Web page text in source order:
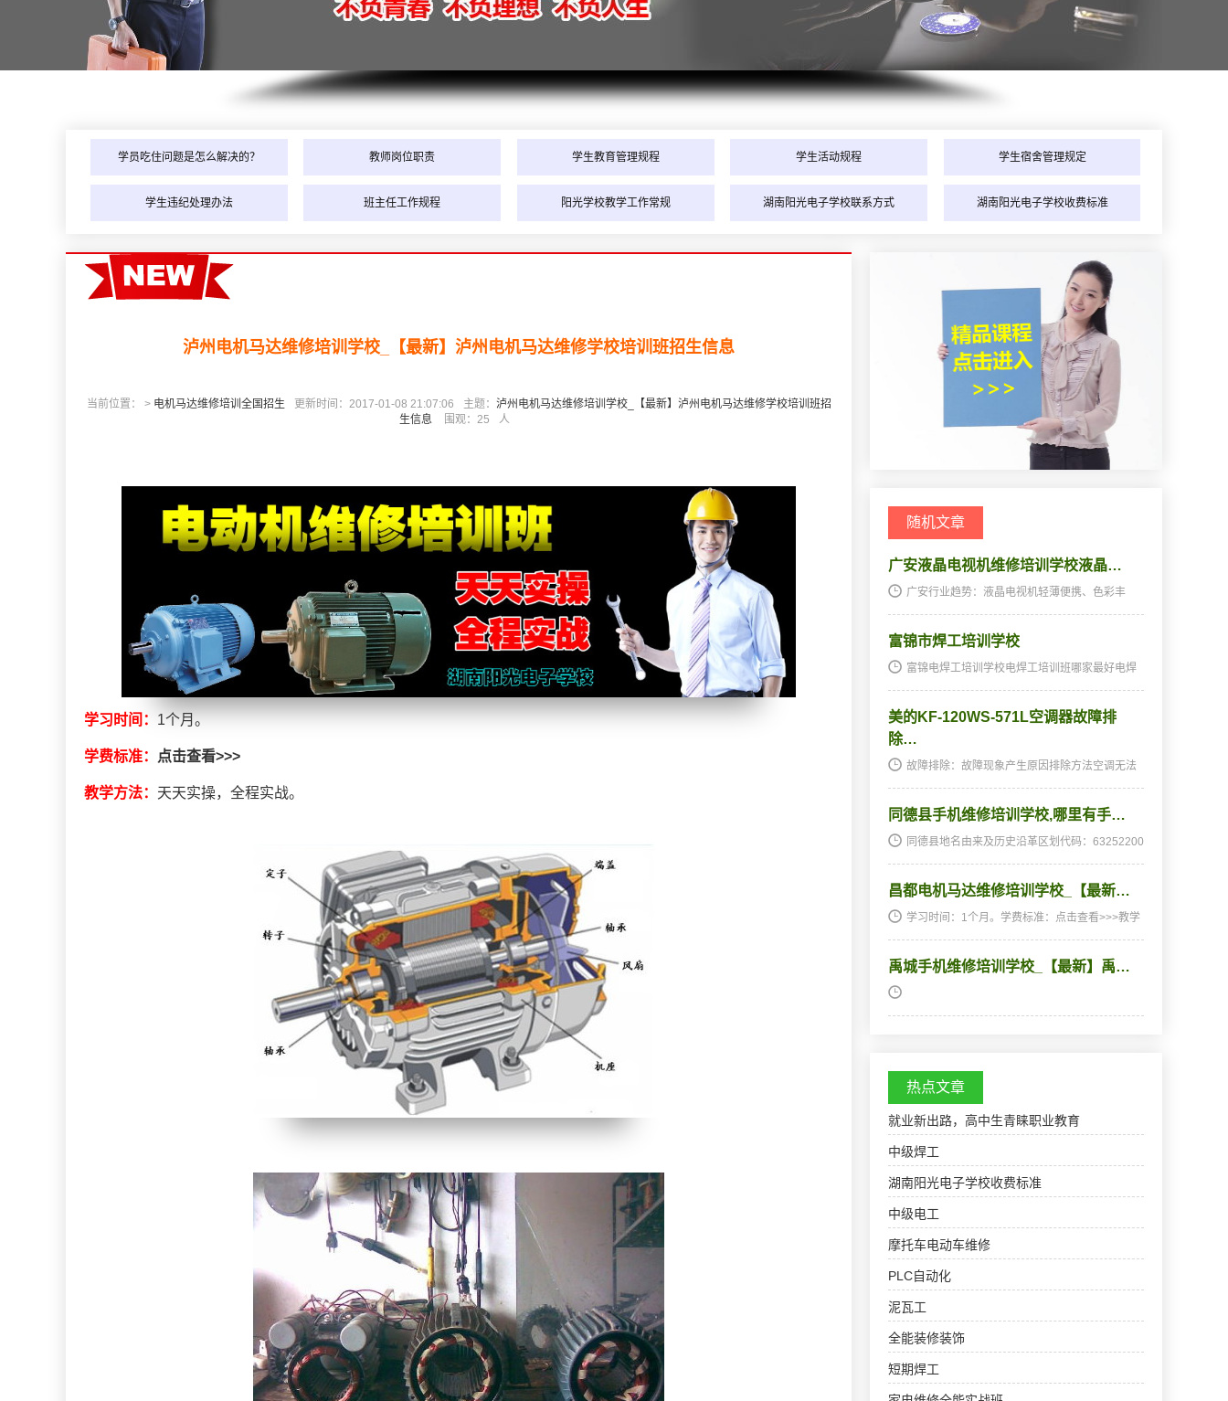
学员吃住问题是怎么解决的？ 教师岗位职责 学生教育管理规程 学生活动规程 学生宿舍管理规定
学生违纪处理办法 班主任工作规程 阳光学校教学工作常规 湖南阳光电子学校联系方式 湖南阳光电子学校收费标准
泸州电机马达维修培训学校_【最新】泸州电机马达维修学校培训班招生信息
当前位置： > 电机马达维修培训全国招生 更新时间：2017-01-08 21:07:06 主题： 泸州电机马达维修培训学校_【最新】泸州电机马达维修学校培训班招
生信息
围观： 25 人
学习时间： 1个月。
学费标准： 点击查看>>>
教学方法： 天天实操，全程实战。
随机文章
广安液晶电视机维修培训学校液晶…
广安行业趋势：液晶电视机轻薄便携、色彩丰
了传统的CRT电视的原因，国内的一线城市基本
富锦市焊工培训学校
富锦电焊工培训学校电焊工培训班哪家最好电焊
据穆晔骏解释：“富提希”为满语“佛堂”之意，“富克
美的KF-120WS-571L空调器故障排
除…
故障排除：故障现象产生原因排除方法空调无法
电池电力已耗尽更换电池定时开机的时间未到等
同德县手机维修培训学校,哪里有手…
同德县地名由来及历史沿革区划代码：63252200
名语源词典）历史沿革：同德县历史悠久。古为
昌都电机马达维修培训学校_【最新…
学习时间：1个月。学费标准：点击查看>>>教学
禹城手机维修培训学校_【最新】禹…
热点文章
就业新出路，高中生青睐职业教育
中级焊工
湖南阳光电子学校收费标准
中级电工
摩托车电动车维修
PLC自动化
泥瓦工
全能装修装饰
短期焊工